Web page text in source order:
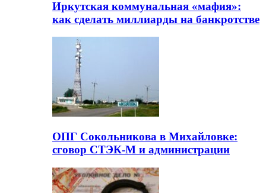
Иркутская коммунальная «мафия»:
как сделать миллиарды на банкротстве
ОПГ Сокольникова в Михайловке:
сговор СТЭК-М и администрации